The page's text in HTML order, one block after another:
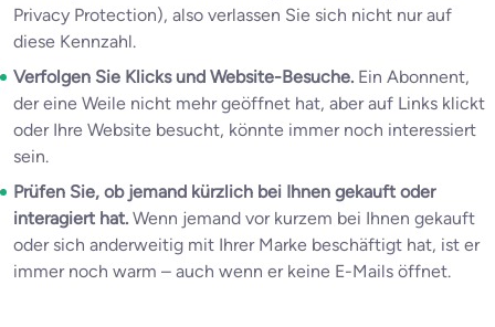
Privacy Protection), also verlassen Sie sich nicht nur auf
diese Kennzahl.
Verfolgen Sie Klicks und Website-Besuche. Ein Abonnent,
der eine Weile nicht mehr geöffnet hat, aber auf Links klickt
oder Ihre Website besucht, könnte immer noch interessiert
sein.
Prüfen Sie, ob jemand kürzlich bei Ihnen gekauft oder
interagiert hat. Wenn jemand vor kurzem bei Ihnen gekauft
oder sich anderweitig mit Ihrer Marke beschäftigt hat, ist er
immer noch warm – auch wenn er keine E-Mails öffnet.